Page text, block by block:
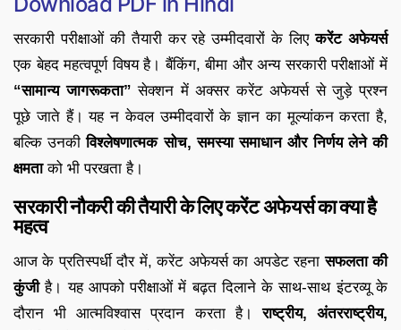
सरकारी परीक्षाओं की तैयारी कर रहे उम्मीदवारों के लिएकरेंट अफेयर्स
एक बेहद महत्वपूर्ण विषय है। बैंकिंग, बीमा और अन्य सरकारी परीक्षाओं में
“सामान्य जागरूकता” सेक्शन में अक्सर करेंट अफेयर्स से जुड़े प्रश्न
पूछे जाते हैं। यह न केवल उम्मीदवारों के ज्ञान का मूल्यांकन करता है,
बल्कि उनकीविश्लेषणात्मक सोच, समस्या समाधान और निर्णय लेने की
क्षमताको भी परखता है।
सरकारी नौकरी की तैयारी के लिएकरेंट अफेयर्स का क्या है
महत्व
आज के प्रतिस्पर्धी दौर में, करेंट अफेयर्स का अपडेट रहनासफलता की
कुंजीहै। यह आपको परीक्षाओं में बढ़त दिलाने के साथ-साथ इंटरव्यू के
दौरान भी आत्मविश्वास प्रदान करता है।राष्ट्रीय, अंतरराष्ट्रीय,